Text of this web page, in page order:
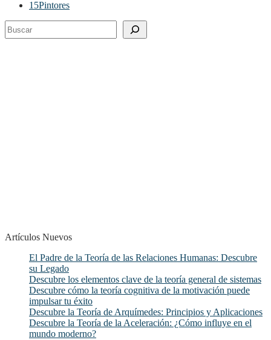
15Pintores
Buscar
Artículos Nuevos
El Padre de la Teoría de las Relaciones Humanas: Descubre
su Legado
Descubre los elementos clave de la teoría general de sistemas
Descubre cómo la teoría cognitiva de la motivación puede
impulsar tu éxito
Descubre la Teoría de Arquímedes: Principios y Aplicaciones
Descubre la Teoría de la Aceleración: ¿Cómo influye en el
mundo moderno?